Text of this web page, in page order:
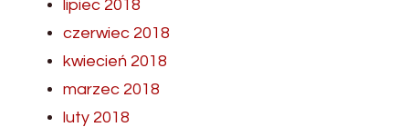
lipiec 2018
czerwiec 2018
kwiecień 2018
marzec 2018
luty 2018